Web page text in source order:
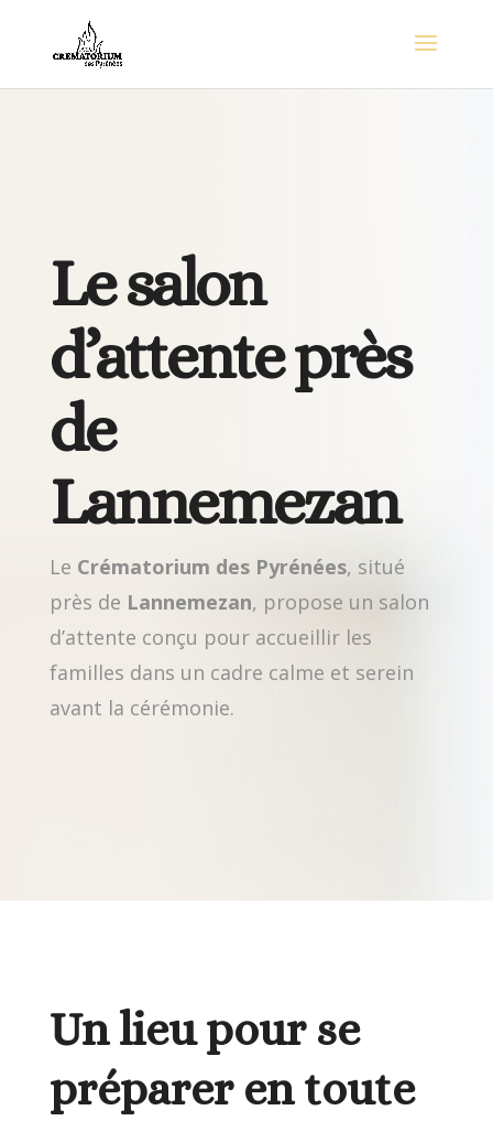
Le salon
d’attente près
de
Lannemezan
Le Crématorium des Pyrénées, situé
près de Lannemezan, propose un salon
d’attente conçu pour accueillir les
familles dans un cadre calme et serein
avant la cérémonie.
Un lieu pour se
préparer en toute